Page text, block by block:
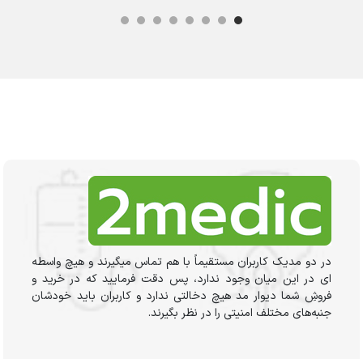
در دو مدیک کاربران مستقیماً با هم تماس میگیرند و هیچ واسطه
ای در این میان وجود ندارد، پس دقت فرمایید که در خرید و
فروشِ شما دیوار مد هیچ دخالتی ندارد و کاربران باید خودشان
جنبه‌های مختلف امنیتی را در نظر بگیرند.